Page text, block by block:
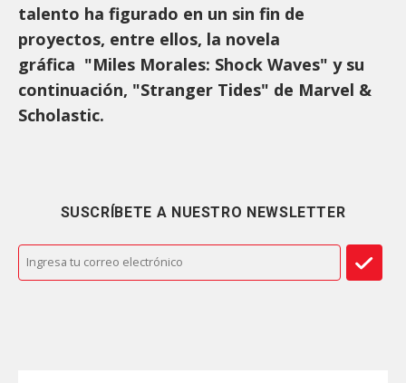
talento ha figurado en un sin fin de
proyectos, entre ellos, la novela
gráfica "Miles Morales: Shock Waves" y su
continuación, "Stranger Tides" de Marvel &
Scholastic.
SUSCRÍBETE A NUESTRO NEWSLETTER